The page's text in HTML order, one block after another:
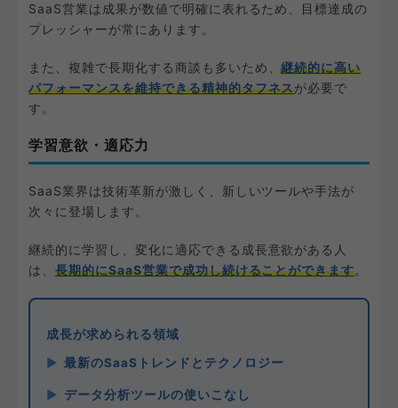
SaaS営業は成果が数値で明確に表れるため、目標達成の
プレッシャーが常にあります。
また、複雑で長期化する商談も多いため、継続的に高い
パフォーマンスを維持できる精神的タフネスが必要で
す。
学習意欲・適応力
SaaS業界は技術革新が激しく、新しいツールや手法が
次々に登場します。
継続的に学習し、変化に適応できる成長意欲がある人
は、長期的にSaaS営業で成功し続けることができます。
成長が求められる領域
最新のSaaSトレンドとテクノロジー
データ分析ツールの使いこなし